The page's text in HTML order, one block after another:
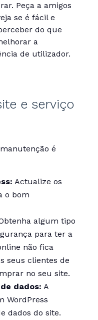
Peça a amigos
se é fácil e
do que
a
de utilizador.
e serviço
é
Actualize os
o bom
algum tipo
para ter a
não fica
seus clientes de
no seu site.
dados: A
WordPress
dados do site.